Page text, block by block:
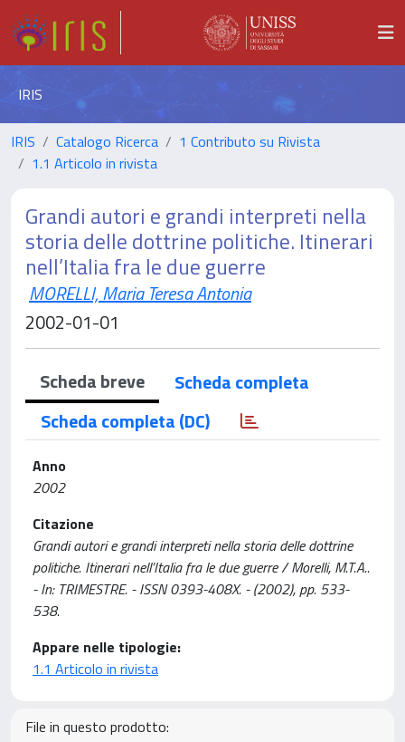
IRIS
IRIS Catalogo Ricerca
1 Contributo su Rivista
1.1 Articolo in rivista
Grandi autori e grandi interpreti nella
storia delle dottrine politiche. Itinerari
nell’Italia fra le due guerre
MORELLI, Maria Teresa Antonia
2002-01-01
Scheda breve
Scheda completa
Scheda completa (DC)
Anno
2002
Citazione
Grandi autori e grandi interpreti nella storia delle dottrine
politiche. Itinerari nell’Italia fra le due guerre / Morelli, M.T.A..
- In: TRIMESTRE. - ISSN 0393-408X. - (2002), pp. 533-
538.
Appare nelle tipologie:
1.1 Articolo in rivista
File in questo prodotto: